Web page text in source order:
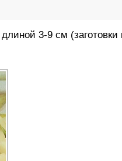
3-9 см (заготовки